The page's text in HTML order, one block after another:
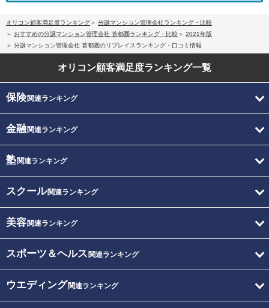
オリコン顧客満足度ランキング
分譲マンション管理会社ランキング・比較
おすすめの分譲マンション管理会社 首都圏ランキング・比較
2021年版
分譲マンション管理会社 首都圏のリプレイスランキング・口コミ情報
オリコン顧客満足度ランキング一覧
保険関連ランキング
金融関連ランキング
塾関連ランキング
スクール関連ランキング
美容関連ランキング
スポーツ＆ヘルス 関連ランキング
ウエディング関連ランキング